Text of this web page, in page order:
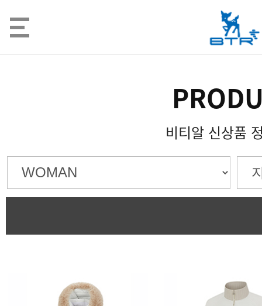
비티알 신상품